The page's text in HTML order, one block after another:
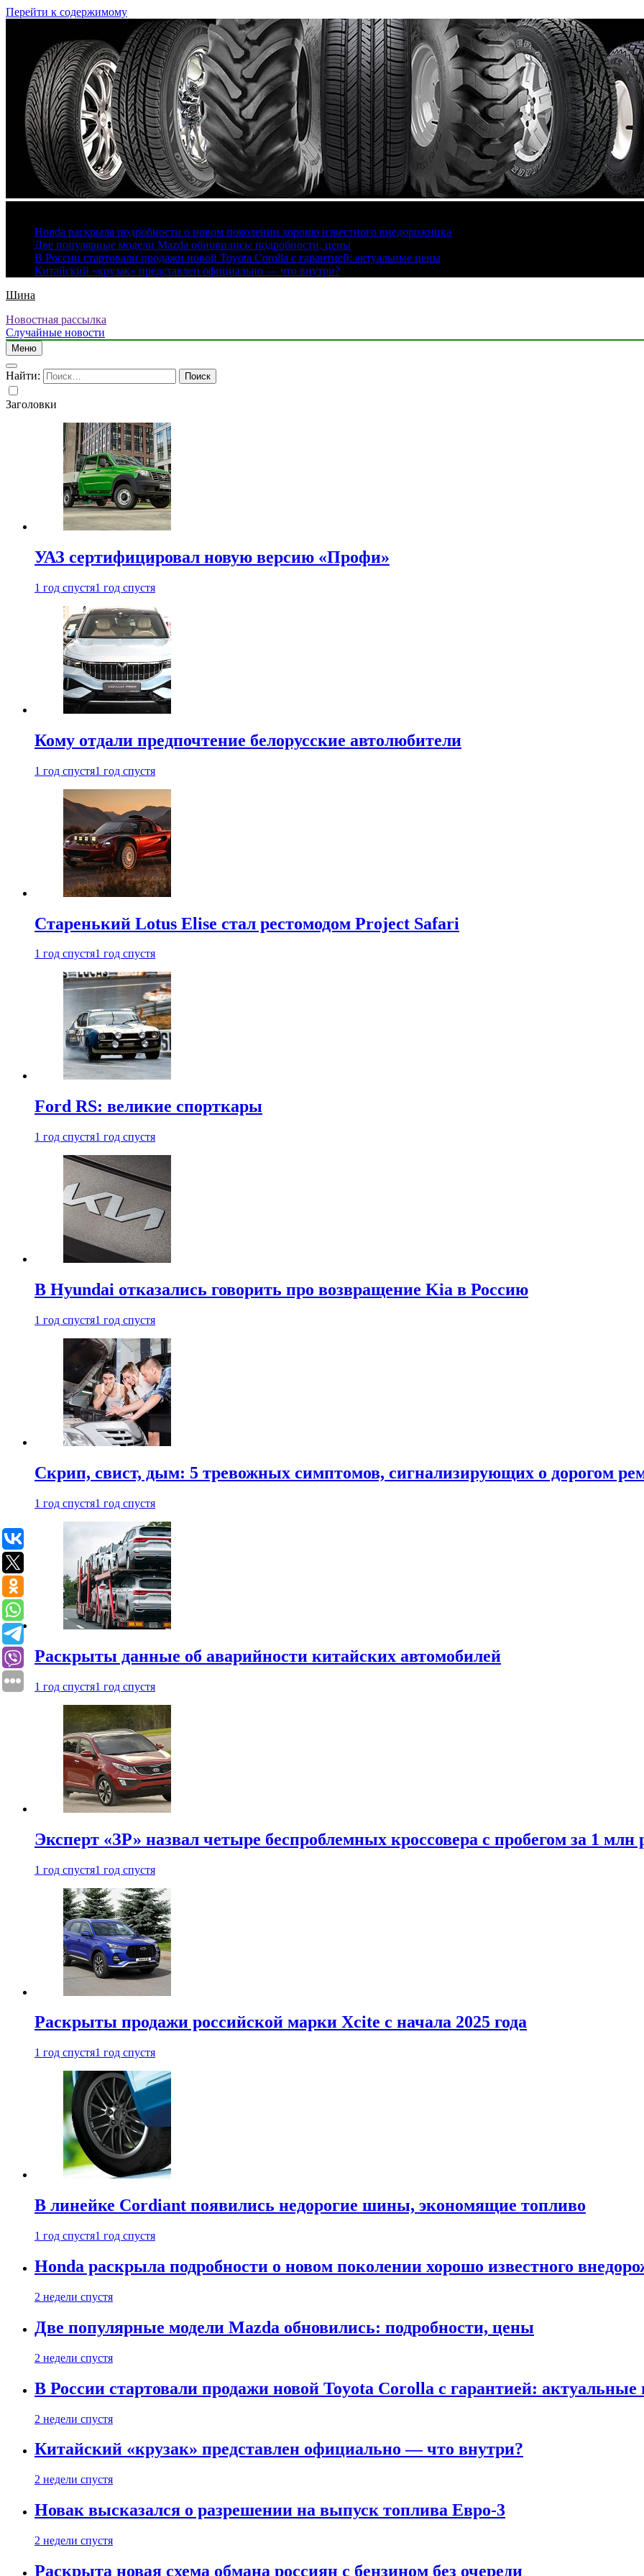
Перейти к содержимому
Honda раскрыла подробности о новом поколении хорошо известного внедорожника
Две популярные модели Mazda обновились: подробности, цены
В России стартовали продажи новой Toyota Corolla с гарантией: актуальные цены
Китайский «крузак» представлен официально — что внутри?
Шина
Новостная рассылка
Случайные новости
Меню
Найти:
Заголовки
УАЗ сертифицировал новую версию «Профи»
1 год спустя1 год спустя
Кому отдали предпочтение белорусские автолюбители
1 год спустя1 год спустя
Старенький Lotus Elise стал рестомодом Project Safari
1 год спустя1 год спустя
Ford RS: великие спорткары
1 год спустя1 год спустя
В Hyundai отказались говорить про возвращение Kia в Россию
1 год спустя1 год спустя
Скрип, свист, дым: 5 тревожных симптомов, сигнализирующих о дорогом
1 год спустя1 год спустя
Раскрыты данные об аварийности китайских автомобилей
1 год спустя1 год спустя
Эксперт «ЗР» назвал четыре беспроблемных кроссовера с пробегом за 1 млн
1 год спустя1 год спустя
Раскрыты продажи российской марки Xcite с начала 2025 года
1 год спустя1 год спустя
В линейке Cordiant появились недорогие шины, экономящие топливо
1 год спустя1 год спустя
Honda раскрыла подробности о новом поколении хорошо известного
2 недели спустя
Две популярные модели Mazda обновились: подробности, цены
2 недели спустя
В России стартовали продажи новой Toyota Corolla с гарантией:
2 недели спустя
Китайский «крузак» представлен официально — что внутри?
2 недели спустя
Новак высказался о разрешении на выпуск топлива Евро-3
2 недели спустя
Раскрыта новая схема обмана россиян с бензином без очереди